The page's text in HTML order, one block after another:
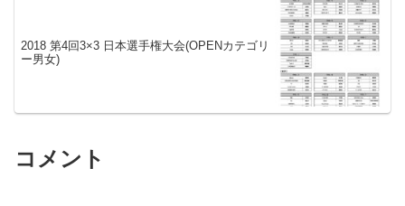
2018 第4回3×3 日本選手権大会(OPENカテゴリ
ー男女)
コメント